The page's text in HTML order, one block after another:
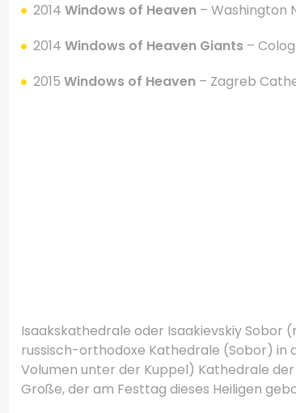
2014 Windows of Heaven – Washington
2014 Windows of Heaven Giants –
2015 Windows of Heaven – Zagreb
Isaakskathedrale oder Isaakievskiy Sobor
russisch-orthodoxe Kathedrale (Sobor) in
Volumen unter der Kuppel) Kathedrale
Große, der am Festtag dieses Heiligen